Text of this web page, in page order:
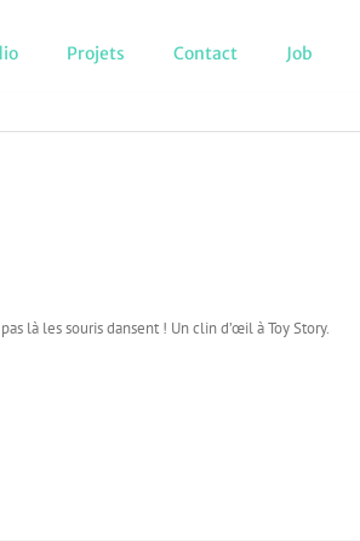
Projets Contact Job
là les souris dansent ! Un clin d’œil à Toy Story.